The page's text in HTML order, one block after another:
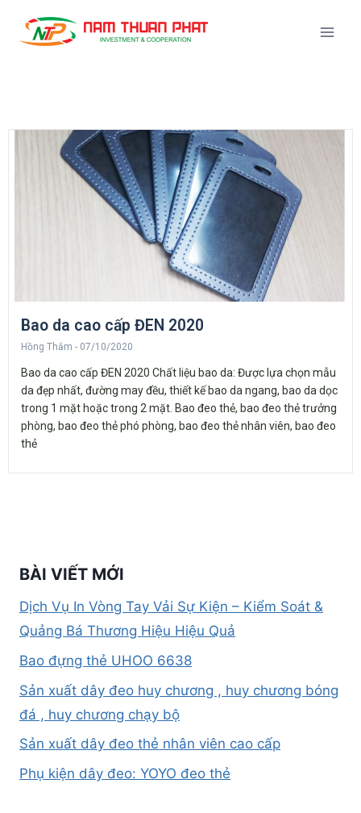
Bao da cao cấp ĐEN 2020
Hồng Thắm 07/10/2020
Bao da cao cấp ĐEN 2020 Chất liệu bao da: Được lựa chọn mẫu
da đẹp nhất, đường may đều, thiết kế bao da ngang, bao da dọc
trong 1 mặt hoặc trong 2 mặt. Bao đeo thẻ, bao đeo thẻ trưởng
phòng, bao đeo thẻ phó phòng, bao đeo thẻ nhân viên, bao đeo
thẻ
BÀI VIẾT MỚI
Dịch Vụ In Vòng Tay Vải Sự Kiện – Kiểm Soát &
Quảng Bá Thương Hiệu Hiệu Quả
Bao đựng thẻ UHOO 6638
Sản xuất dây đeo huy chương , huy chương bóng
đá , huy chương chạy bộ
Sản xuất dây đeo thẻ nhân viên cao cấp
Phụ kiện dây đeo: YOYO đeo thẻ